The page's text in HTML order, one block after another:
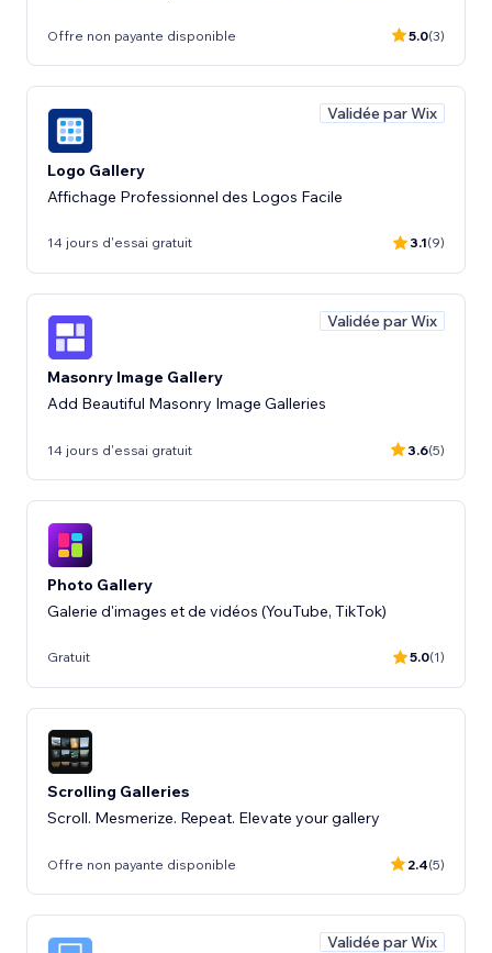
Offre non payante disponible 5.0(3)
Validée par Wix
Logo Gallery
Affichage Professionnel des Logos Facile
14 jours d'essai gratuit 3.1(9)
Validée par Wix
Masonry Image Gallery
Add Beautiful Masonry Image Galleries
14 jours d'essai gratuit 3.6(5)
Photo Gallery
Galerie d'images et de vidéos (YouTube, TikTok)
Gratuit 5.0(1)
Scrolling Galleries
Scroll. Mesmerize. Repeat. Elevate your gallery
Offre non payante disponible 2.4(5)
Validée par Wix